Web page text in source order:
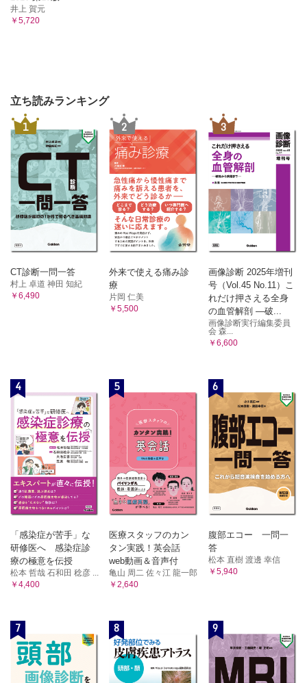
井上 賀元
￥5,720
立ち読みランキング
1
CT診断一問一答
村上 卓道 神田 知紀
￥6,490
2
外来で使える痛み診
療
片岡 仁美
￥5,500
3
画像診断 2025年増刊
号（Vol.45 No.11）こ
れだけ押さえる全身
の血管解剖 ―破...
画像診断実行編集委員
会 森...
￥6,600
4
「感染症が苦手」な
研修医へ 感染症診
療の極意を伝授
松本 哲哉 石和田 稔彦 ...
￥4,400
5
医療スタッフのカン
タン実践！英会話
web動画＆音声付
亀山 周二 佐々江 龍一郎
￥2,640
6
腹部エコー 一問一
答
松本 直樹 渡邊 幸信
￥5,940
7 8 9